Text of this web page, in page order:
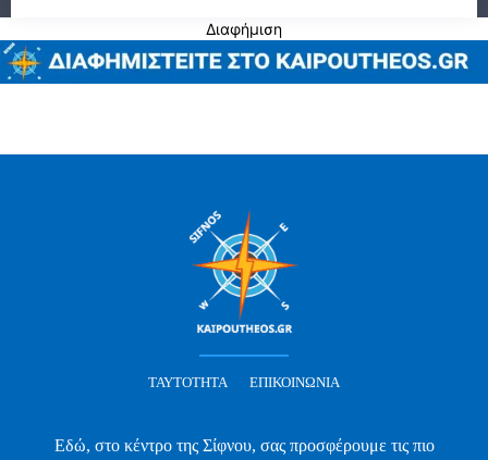
Διαφήμιση
ΤΑΥΤΌΤΗΤΑ ΕΠΙΚΟΙΝΩΝΊΑ
Εδώ, στο κέντρο της Σίφνου, σας προσφέρουμε τις πιο